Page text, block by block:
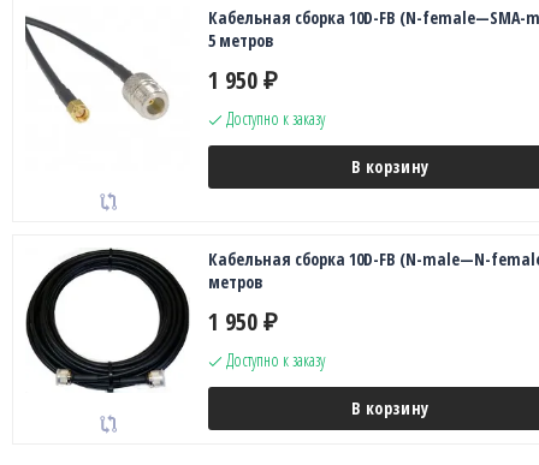
Кабельная сборка 10D-FB (N-female—SMA-
5 метров
1 950 ₽
Доступно к заказу
В корзину
Кабельная сборка 10D-FB (N-male—N-
метров
1 950 ₽
Доступно к заказу
В корзину